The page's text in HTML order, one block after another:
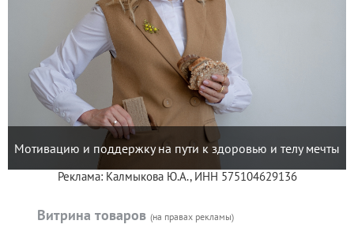
Мотивацию и поддержку на пути к здоровью и телу мечты
Реклама: Калмыкова Ю.А., ИНН 575104629136
Витрина товаров (на правах рекламы)